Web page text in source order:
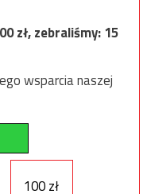
zł, zebraliśmy:15
wsparcia naszej
100 zł